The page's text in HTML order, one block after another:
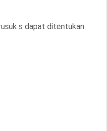
s dapat ditentukan